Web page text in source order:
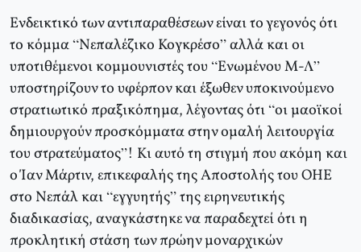
Ενδεικτικό των αντιπαραθέσεων είναι το γεγονός ότι
το κόμμα “Νεπαλέζικο Κογκρέσο” αλλά και οι
υποτιθέμενοι κομμουνιστές του “Ενωμένου Μ-Λ”
υποστηρίζουν το υφέρπον και έξωθεν υποκινούμενο
στρατιωτικό πραξικόπημα, λέγοντας ότι “οι μαοϊκοί
δημιουργούν προσκόμματα στην ομαλή λειτουργία
του στρατεύματος”! Κι αυτό τη στιγμή που ακόμη και
ο Ίαν Μάρτιν, επικεφαλής της Αποστολής του ΟΗΕ
στο Νεπάλ και “εγγυητής” της ειρηνευτικής
διαδικασίας, αναγκάστηκε να παραδεχτεί ότι η
προκλητική στάση των πρώην μοναρχικών